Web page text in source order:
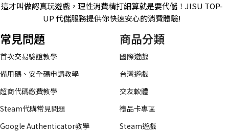
這才叫做認真玩遊戲，理性消費精打細算就是要代儲！JISU TOP-
UP 代儲服務提供你快速安心的消費體驗!
常見問題
首次交易驗證教學
備用碼、安全碼申請教學
超商代碼繳費教學
Steam代購常見問題
Google Authenticator教學
商品分類
國際遊戲
台灣遊戲
交友軟體
禮品卡專區
Steam遊戲